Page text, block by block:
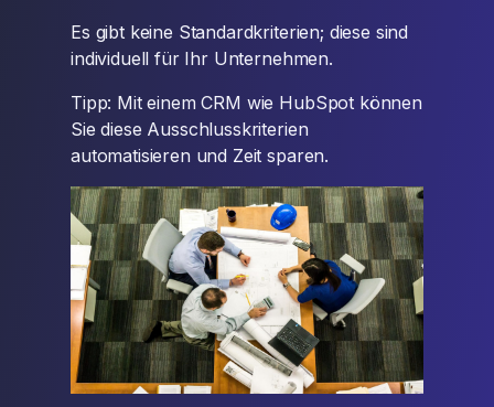
Es gibt keine Standardkriterien; diese sind
individuell für Ihr Unternehmen.
Tipp: Mit einem CRM wie HubSpot können
Sie diese Ausschlusskriterien
automatisieren und Zeit sparen.